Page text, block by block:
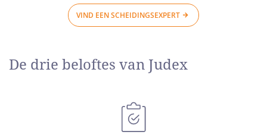
VIND EEN SCHEIDINGSEXPERT
De drie beloftes van Judex